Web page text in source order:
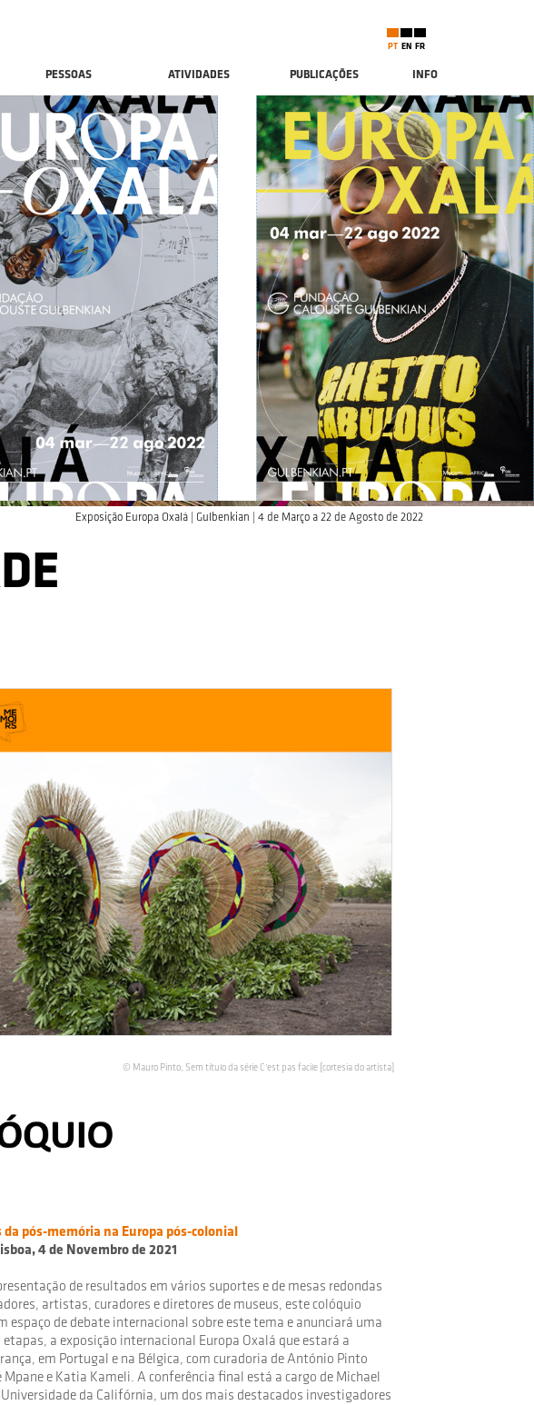
PT EN FR
PESSOAS ATIVIDADES PUBLICAÇÕES INFO
Exposição Europa Oxalá | Gulbenkian | 4 de Março a 22 de Agosto de 2022
© Mauro Pinto, Sem título da série C’est pas facile [cortesia do artista]
da pós-memória na Europa pós-colonial
4 de Novembro de 2021
de resultados em vários suportes e de mesas redondas
artistas, curadores e diretores de museus, este colóquio
espaço de debate internacional sobre este tema e anunciará uma
a exposição internacional Europa Oxalá que estará a
em Portugal e na Bélgica, com curadoria de António Pinto
e Katia Kameli. A conferência final está a cargo de Michael
da Califórnia, um dos mais destacados investigadores